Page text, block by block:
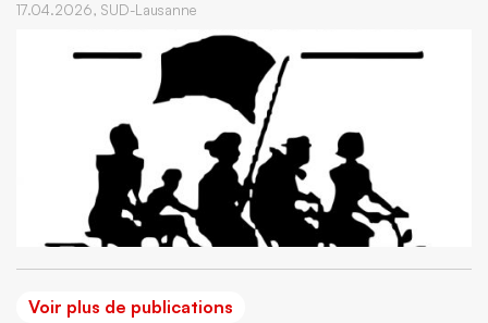
17.04.2026, SUD-Lausanne
Voir plus de publications